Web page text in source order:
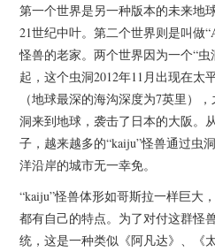
第一个世界是另一种版本的未来地
21世纪中叶。第二个世界则是叫做
怪兽的老家。两个世界因为一个“
起，这个虫洞2012年11月出现在太
（地球最深的海沟深度为7英里）
洞来到地球，袭击了日本的大阪。
子，越来越多的“kaiju”怪兽通过虫
洋沿岸的城市无一幸免。
“kaiju”怪兽体形如哥斯拉一样巨大
都有自己的特点。为了对付这群怪
统，这是一种类似《阿凡达》、《